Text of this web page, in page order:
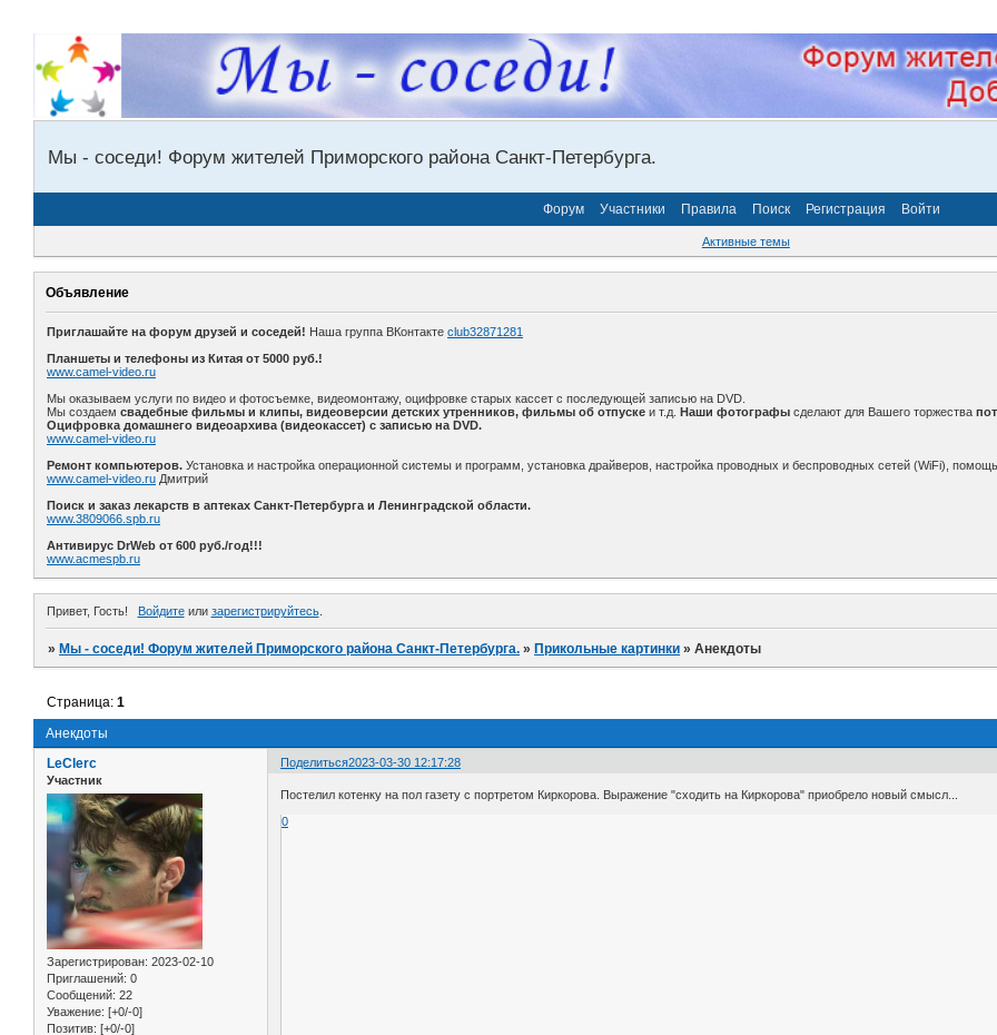
Мы - соседи! Форум жителей Приморского района Санкт-Петербурга.
Форум Участники Правила Поиск Регистрация Войти
Активные темы
Объявление
Приглашайте на форум друзей и соседей! Наша группа ВКонтакте club32871281
Планшеты и телефоны из Китая от 5000 руб.!
www.camel-video.ru
Мы оказываем услуги по видео и фотосъемке, видеомонтажу, оцифровке старых кассет с последующей записью на DVD.
Мы создаем свадебные фильмы и клипы, видеоверсии детских утренников, фильмы об отпуске и т.д. Наши фотографы сделают для Вашего торжества
Оцифровка домашнего видеоархива (видеокассет) с записью на DVD.
www.camel-video.ru
Ремонт компьютеров. Установка и настройка операционной системы и программ, установка драйверов, настройка проводных и беспроводных сетей (WiFi),
www.camel-video.ru Дмитрий
Поиск и заказ лекарств в аптеках Санкт-Петербурга и Ленинградской области.
www.3809066.spb.ru
Антивирус DrWeb от 600 руб./год!!!
www.acmespb.ru
Привет, Гость! Войдитеили зарегистрируйтесь.
»Мы - соседи! Форум жителей Приморского района Санкт-Петербурга. »Прикольные картинки »Анекдоты
Анекдоты
Страница:1
Поделиться2023-03-30 12:17:28
LeClerc
Участник
Зарегистрирован: 2023-02-10
Приглашений: 0
Сообщений: 22
Уважение: [+0/-0]
Позитив: [+0/-0]
Постелил котенку на пол газету с портретом Киркорова. Выражение "сходить на Киркорова" приобрело новый смысл...
0